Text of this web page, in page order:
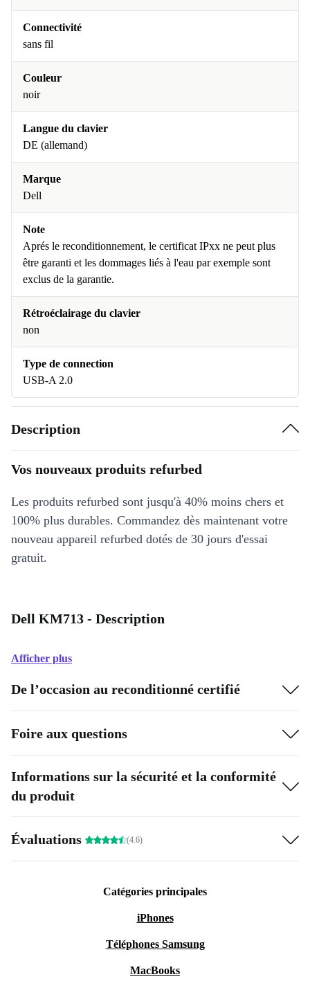
Connectivité
sans fil
Couleur
noir
Langue du clavier
DE (allemand)
Marque
Dell
Note
Aprés le reconditionnement, le certificat IPxx ne peut plus
être garanti et les dommages liés à l'eau par exemple sont
exclus de la garantie.
Rétroéclairage du clavier
non
Type de connection
USB-A 2.0
Description
Vos nouveaux produits refurbed
Les produits refurbed sont jusqu'à 40% moins chers et
100% plus durables. Commandez dès maintenant votre
nouveau appareil refurbed dotés de 30 jours d'essai
gratuit.
Dell KM713 - Description
Afficher plus
De l’occasion au reconditionné certifié
Foire aux questions
Informations sur la sécurité et la conformité
du produit
Évaluations (4.6)
Catégories principales
iPhones
Téléphones Samsung
MacBooks